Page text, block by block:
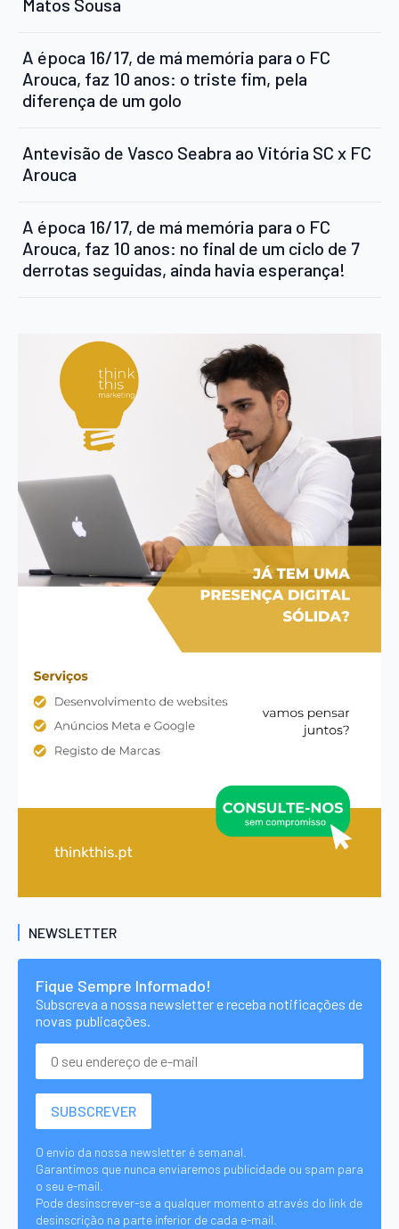
Matos Sousa
A época 16/17, de má memória para o FC
Arouca, faz 10 anos: o triste fim, pela
diferença de um golo
Antevisão de Vasco Seabra ao Vitória SC x FC
Arouca
A época 16/17, de má memória para o FC
Arouca, faz 10 anos: no final de um ciclo de 7
derrotas seguidas, ainda havia esperança!
NEWSLETTER
Fique Sempre Informado!
Subscreva a nossa newsletter e receba notificações de
novas publicações.
O envio da nossa newsletter é semanal.
Garantimos que nunca enviaremos publicidade ou spam para
o seu e-mail.
Pode desinscrever-se a qualquer momento através do link de
desinscrição na parte inferior de cada e-mail.